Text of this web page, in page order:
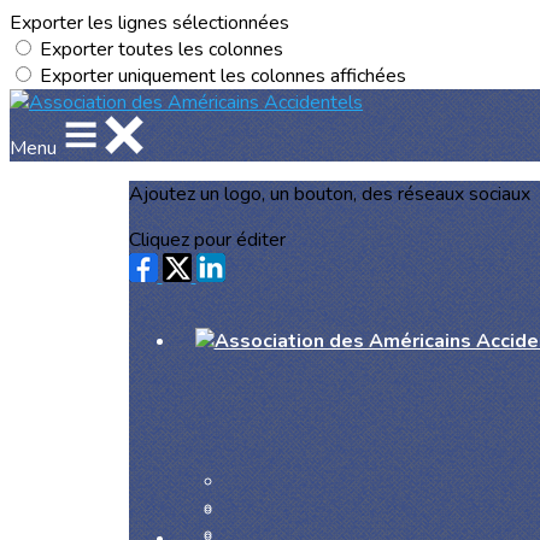
Exporter les lignes sélectionnées
Exporter toutes les colonnes
Exporter uniquement les colonnes affichées
Menu
Ajoutez un logo, un bouton, des réseaux sociaux
Cliquez pour éditer